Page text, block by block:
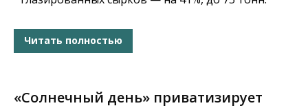
Читать полностью
«Солнечный день» приватизирует